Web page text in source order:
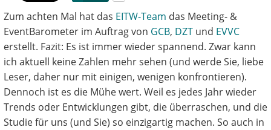
Zum achten Mal hat das EITW-Team das Meeting- &
EventBarometer im Auftrag von GCB, DZT und EVVC
erstellt. Fazit: Es ist immer wieder spannend. Zwar kann
ich aktuell keine Zahlen mehr sehen (und werde Sie, liebe
Leser, daher nur mit einigen, wenigen konfrontieren).
Dennoch ist es die Mühe wert. Weil es jedes Jahr wieder
Trends oder Entwicklungen gibt, die überraschen, und die
Studie für uns (und Sie) so einzigartig machen. So auch in